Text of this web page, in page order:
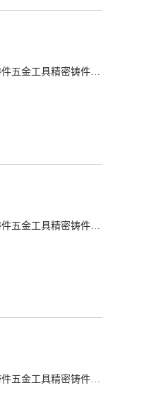
五金工具精密铸件生产
五金工具精密铸件生产
五金工具精密铸件生产